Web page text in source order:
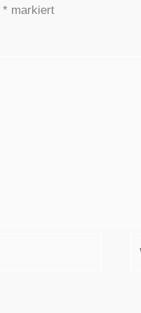
* markiert